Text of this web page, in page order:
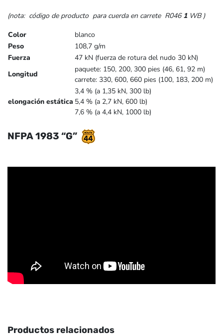
(nota: código de producto para cuerda en carrete R0461WB)
Color
blanco
Peso
108,7 g/m
Fuerza
47 kN (fuerza de rotura del nudo 30 kN)
Longitud
paquete: 150, 200, 300 pies (46, 61, 92 m)
carrete: 330, 600, 660 pies (100, 183, 200 m)
elongación estática
3,4 % (a 1,35 kN, 300 lb)
5,4 % (a 2,7 kN, 600 lb)
7,6 % (a 4,4 kN, 1000 lb)
NFPA 1983 “G”
Productos relacionados